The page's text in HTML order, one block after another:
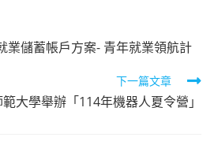
業儲蓄帳戶方案- 青年就業領航計
下一篇文章
大學舉辦「114年機器人夏令營」